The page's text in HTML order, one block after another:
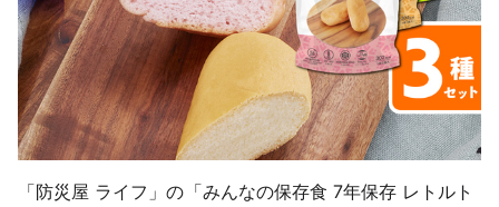
「防災屋 ライフ」の「みんなの保存食 7年保存 レトルト